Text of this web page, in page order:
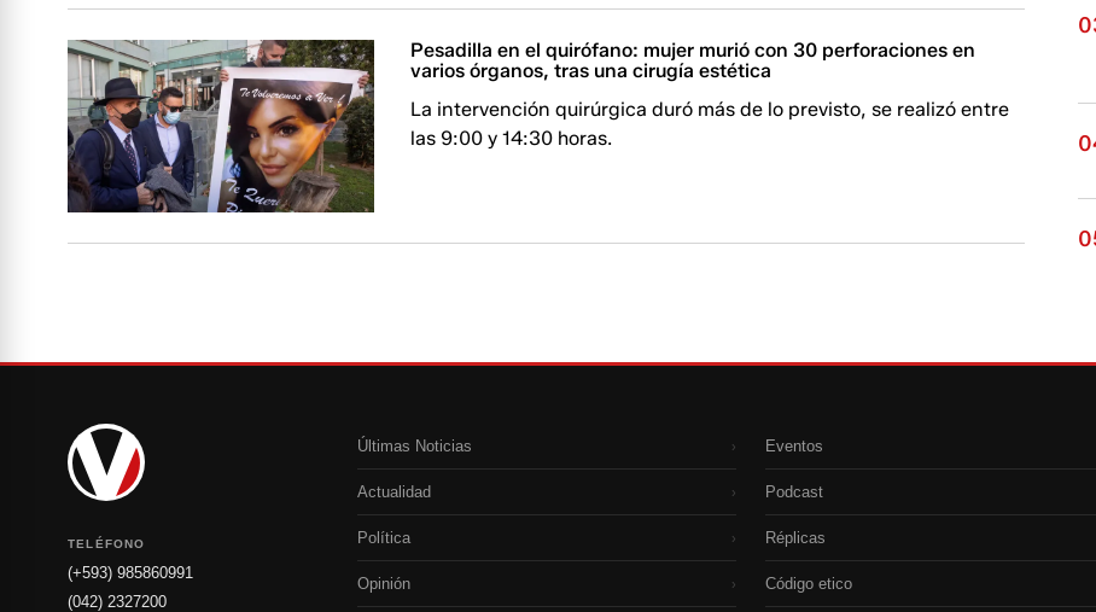
Pesadilla en el quirófano: mujer murió con 30 perforaciones en
varios órganos, tras una cirugía estética
La intervención quirúrgica duró más de lo previsto, se realizó entre
las 9:00 y 14:30 horas.
TELÉFONO
(+593) 985860991
(042) 2327200
Últimas Noticias ›
Actualidad ›
Política ›
Opinión ›
Eventos
Podcast
Réplicas
Código etico